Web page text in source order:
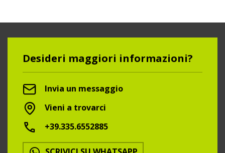
Desideri maggiori informazioni?
Invia un messaggio
Vieni a trovarci
+39.335.6552885